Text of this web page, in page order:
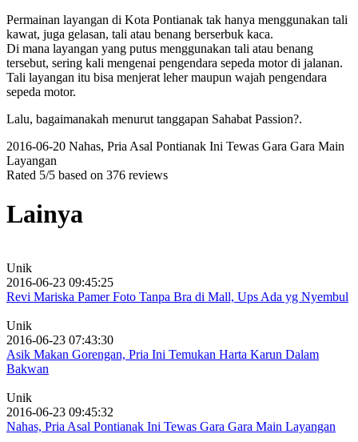
Permainan layangan di Kota Pontianak tak hanya menggunakan tali
kawat, juga gelasan, tali atau benang berserbuk kaca.
Di mana layangan yang putus menggunakan tali atau benang
tersebut, sering kali mengenai pengendara sepeda motor di jalanan.
Tali layangan itu bisa menjerat leher maupun wajah pengendara
sepeda motor.
Lalu, bagaimanakah menurut tanggapan Sahabat Passion?.
2016-06-20 Nahas, Pria Asal Pontianak Ini Tewas Gara Gara Main
Layangan
Rated 5/5 based on 376 reviews
Lainya
Unik
2016-06-23 09:45:25
Revi Mariska Pamer Foto Tanpa Bra di Mall, Ups Ada yg Nyembul
Unik
2016-06-23 07:43:30
Asik Makan Gorengan, Pria Ini Temukan Harta Karun Dalam
Bakwan
Unik
2016-06-23 09:45:32
Nahas, Pria Asal Pontianak Ini Tewas Gara Gara Main Layangan